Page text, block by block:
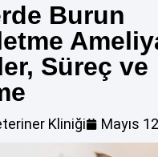
Burun
Süreç ve
Kliniği Mayıs